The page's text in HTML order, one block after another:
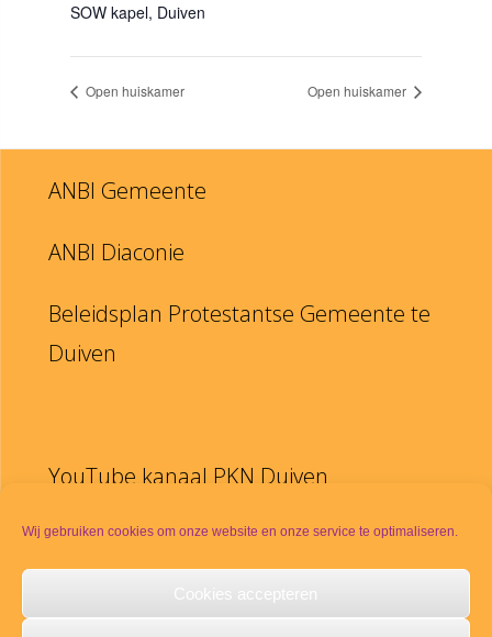
Wij gebruiken cookies om onze website en onze service te optimaliseren.
Cookies accepteren
SOW kapel, Duiven
Open huiskamer Open huiskamer
ANBI Gemeente
ANBI Diaconie
Beleidsplan Protestantse Gemeente te
Duiven
YouTube kanaal PKN Duiven
Disclaimer